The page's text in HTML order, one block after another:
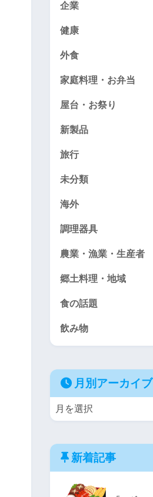
企業
健康
外食
家庭料理・お弁当
屋台・お祭り
新製品
旅行
未分類
海外
調理器具
農業・漁業・生産者
郷土料理・地域
食の話題
飲み物
月別アーカイブ
新着記事